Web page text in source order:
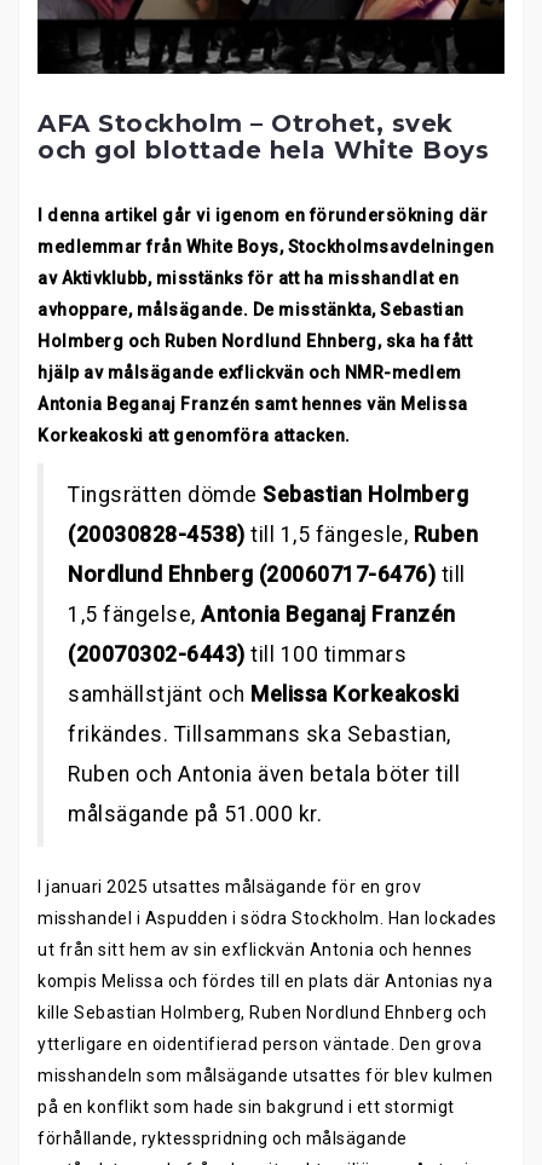
AFA Stockholm – Otrohet, svek
och gol blottade hela White Boys
I denna artikel går vi igenom en förundersökning där
medlemmar från White Boys, Stockholmsavdelningen
av Aktivklubb, misstänks för att ha misshandlat en
avhoppare, målsägande. De misstänkta, Sebastian
Holmberg och Ruben Nordlund Ehnberg, ska ha fått
hjälp av målsägande exflickvän och NMR-medlem
Antonia Beganaj Franzén samt hennes vän Melissa
Korkeakoski att genomföra attacken.
Tingsrätten dömde Sebastian Holmberg
(20030828-4538) till 1,5 fängesle, Ruben
Nordlund Ehnberg (20060717-6476) till
1,5 fängelse, Antonia Beganaj Franzén
(20070302-6443) till 100 timmars
samhällstjänt och Melissa Korkeakoski
frikändes. Tillsammans ska Sebastian,
Ruben och Antonia även betala böter till
målsägande på 51.000 kr.
I januari 2025 utsattes målsägande för en grov
misshandel i Aspudden i södra Stockholm. Han lockades
ut från sitt hem av sin exflickvän Antonia och hennes
kompis Melissa och fördes till en plats där Antonias nya
kille Sebastian Holmberg, Ruben Nordlund Ehnberg och
ytterligare en oidentifierad person väntade. Den grova
misshandeln som målsägande utsattes för blev kulmen
på en konflikt som hade sin bakgrund i ett stormigt
förhållande, ryktesspridning och målsägande